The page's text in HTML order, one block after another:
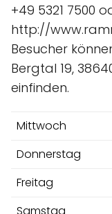
+49 5321 7500
http://
Besucher
Bergtal 19,
einfinden.
Mittwoch
Donnerstag
Freitag
Samstag